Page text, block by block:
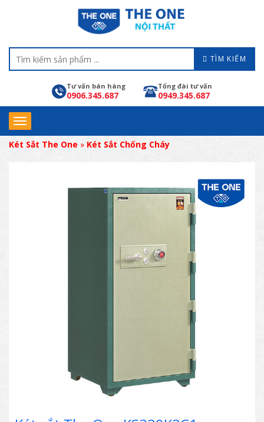
TÌM KIẾM
Tư vấn bán hàng
0906.345.687
Tổng đài tư vấn
0949.345.687
Két Sắt The One » Két Sắt Chống Cháy